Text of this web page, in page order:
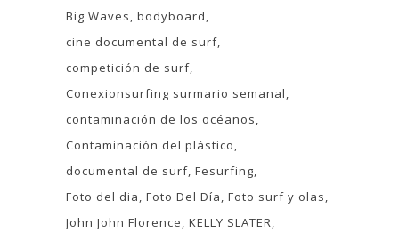
Big Waves bodyboard
cine documental de surf
competición de surf
Conexionsurfing surmario semanal
contaminación de los océanos
Contaminación del plástico
documental de surf Fesurfing
Foto del dia Foto Del Día Foto surf y olas
John John Florence KELLY SLATER